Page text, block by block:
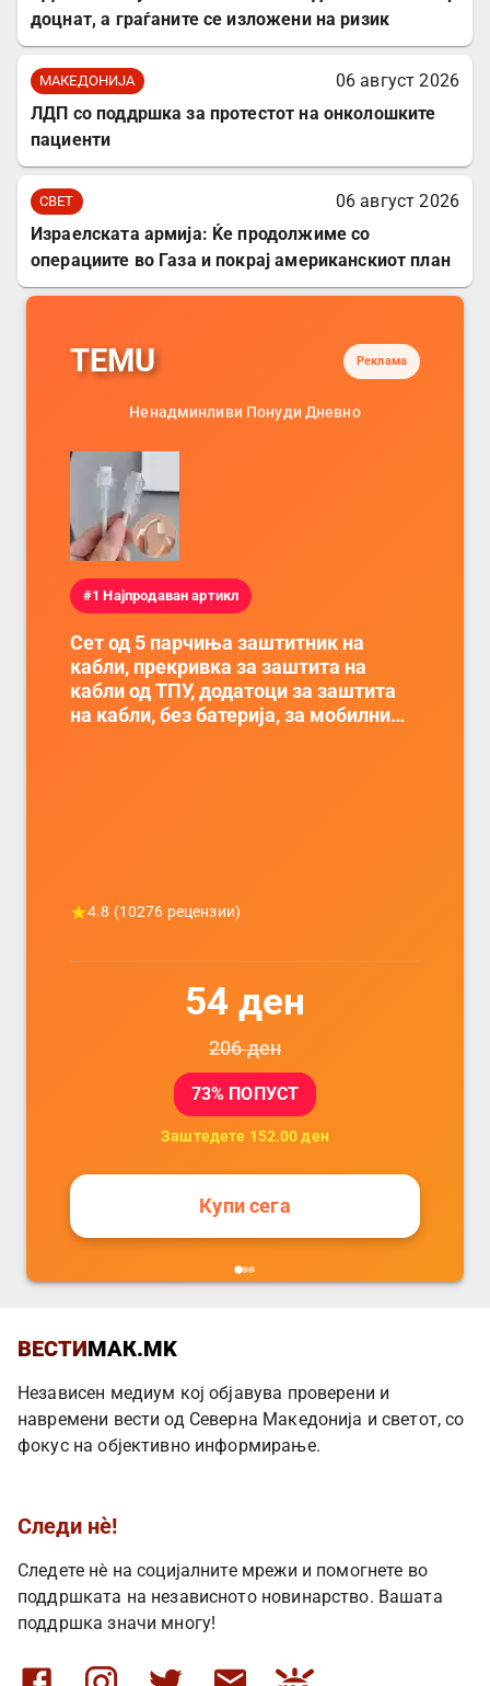
доцнат, а граѓаните се изложени на ризик
МАКЕДОНИЈА
06 август 2026
ЛДП со поддршка за протестот на онколошките
пациенти
СВЕТ
06 август 2026
Израелската армија: Ќе продолжиме со
операциите во Газа и покрај американскиот план
TEMU Реклама
Ненадминливи Понуди Дневно
#1 Најпродаван артикл
Сет од 5 парчиња заштитник на
кабли, прекривка за заштита на
кабли од ТПУ, додатоци за заштита
на кабли, без батерија, за мобилни
4.8 (10276 рецензии)
54 ден
206ден
73% ПОПУСТ
Заштедете 152.00 ден
Купи сега
ВЕСТИМАК.MK
Независен медиум кој објавува проверени и
навремени вести од Северна Македонија и светот, со
фокус на објективно информирање.
Следи нè!
Следете нè на социјалните мрежи и помогнете во
поддршката на независното новинарство. Вашата
поддршка значи многу!